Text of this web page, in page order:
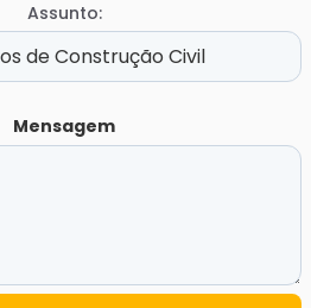
Assunto:
Mensagem